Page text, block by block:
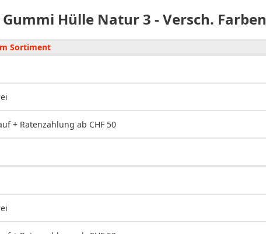
Hülle Natur 3 - Versch. Farben
Sortiment
+ Ratenzahlung ab CHF 50